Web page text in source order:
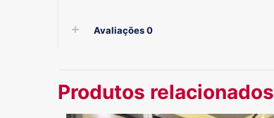
Avaliações0
Produtos relacionados